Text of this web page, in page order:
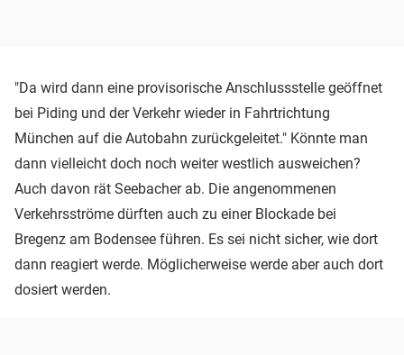
"Da wird dann eine provisorische Anschlussstelle geöffnet
bei Piding und der Verkehr wieder in Fahrtrichtung
München auf die Autobahn zurückgeleitet." Könnte man
dann vielleicht doch noch weiter westlich ausweichen?
Auch davon rät Seebacher ab. Die angenommenen
Verkehrsströme dürften auch zu einer Blockade bei
Bregenz am Bodensee führen. Es sei nicht sicher, wie dort
dann reagiert werde. Möglicherweise werde aber auch dort
dosiert werden.